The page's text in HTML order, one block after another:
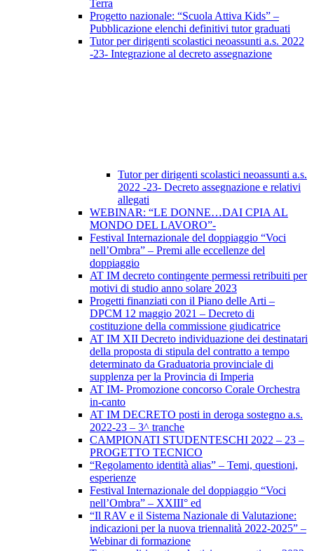
Terra
Progetto nazionale: “Scuola Attiva Kids” –
Pubblicazione elenchi definitivi tutor graduati
Tutor per dirigenti scolastici neoassunti a.s. 2022
-23- Integrazione al decreto assegnazione
Tutor per dirigenti scolastici neoassunti a.s.
2022 -23- Decreto assegnazione e relativi
allegati
WEBINAR: “LE DONNE…DAI CPIA AL
MONDO DEL LAVORO”-
Festival Internazionale del doppiaggio “Voci
nell’Ombra” – Premi alle eccellenze del
doppiaggio
AT IM decreto contingente permessi retribuiti per
motivi di studio anno solare 2023
Progetti finanziati con il Piano delle Arti –
DPCM 12 maggio 2021 – Decreto di
costituzione della commissione giudicatrice
AT IM XII Decreto individuazione dei destinatari
della proposta di stipula del contratto a tempo
determinato da Graduatoria provinciale di
supplenza per la Provincia di Imperia
AT IM- Promozione concorso Corale Orchestra
in-canto
AT IM DECRETO posti in deroga sostegno a.s.
2022-23 – 3^ tranche
CAMPIONATI STUDENTESCHI 2022 – 23 –
PROGETTO TECNICO
“Regolamento identità alias” – Temi, questioni,
esperienze
Festival Internazionale del doppiaggio “Voci
nell’Ombra” – XXIII° ed
“Il RAV e il Sistema Nazionale di Valutazione:
indicazioni per la nuova triennalità 2022-2025” –
Webinar di formazione